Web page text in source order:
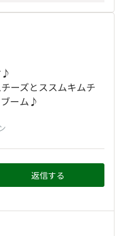
♪
ーズとススムキムチ
ーム♪
返信する